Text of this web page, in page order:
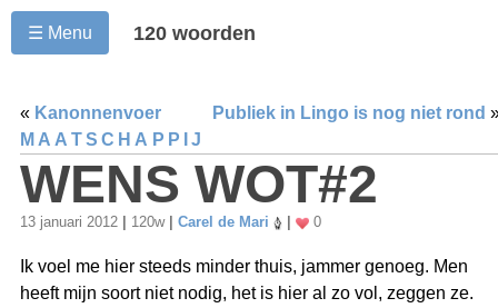
☰ Menu 120 woorden
« Kanonnenvoer Publiek in Lingo is nog niet rond
MAATSCHAPPIJ
WENS WOT#2
13 januari 2012 120w Carel de Mari 0
Ik voel me hier steeds minder thuis, jammer genoeg. Men
heeft mijn soort niet nodig, het is hier al zo vol, zeggen ze.